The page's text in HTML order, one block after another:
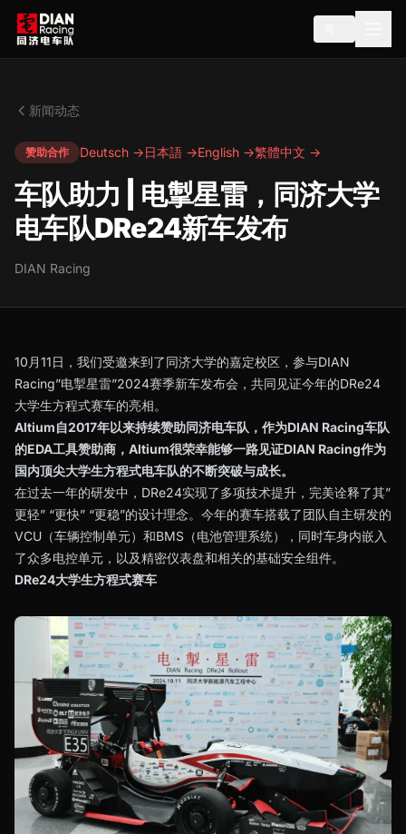
新闻动态
赞助合作 Deutsch →日本語 →English →繁體中文 →
车队助力 | 电掣星雷，同济大学
电车队DRe24新车发布
DIAN Racing
10月11日，我们受邀来到了同济大学的嘉定校区，参与DIAN
Racing”电掣星雷”2024赛季新车发布会，共同见证今年的DRe24
大学生方程式赛车的亮相。
Altium自2017年以来持续赞助同济电车队，作为DIAN Racing车队
的EDA工具赞助商，Altium很荣幸能够一路见证DIAN Racing作为
国内顶尖大学生方程式电车队的不断突破与成长。
在过去一年的研发中，DRe24实现了多项技术提升，完美诠释了其”
更轻” “更快” “更稳”的设计理念。今年的赛车搭载了团队自主研发的
VCU（车辆控制单元）和BMS（电池管理系统），同时车身内嵌入
了众多电控单元，以及精密仪表盘和相关的基础安全组件。
DRe24大学生方程式赛车